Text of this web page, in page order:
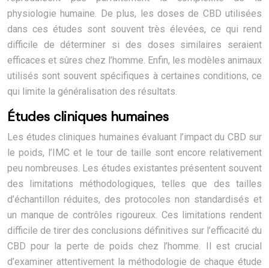
physiologie humaine. De plus, les doses de CBD utilisées
dans ces études sont souvent très élevées, ce qui rend
difficile de déterminer si des doses similaires seraient
efficaces et sûres chez l’homme. Enfin, les modèles animaux
utilisés sont souvent spécifiques à certaines conditions, ce
qui limite la généralisation des résultats.
Études cliniques humaines
Les études cliniques humaines évaluant l’impact du CBD sur
le poids, l’IMC et le tour de taille sont encore relativement
peu nombreuses. Les études existantes présentent souvent
des limitations méthodologiques, telles que des tailles
d’échantillon réduites, des protocoles non standardisés et
un manque de contrôles rigoureux. Ces limitations rendent
difficile de tirer des conclusions définitives sur l’efficacité du
CBD pour la perte de poids chez l’homme. Il est crucial
d’examiner attentivement la méthodologie de chaque étude